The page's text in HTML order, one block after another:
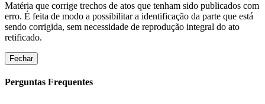
Matéria que corrige trechos de atos que tenham sido publicados com
erro. É feita de modo a possibilitar a identificação da parte que está
sendo corrigida, sem necessidade de reprodução integral do ato
retificado.
Fechar
Perguntas Frequentes